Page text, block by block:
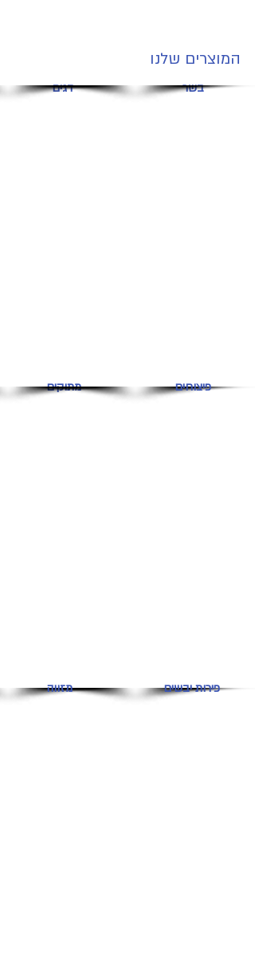
המוצרים שלנו
מתוקים
בשר דגים
פירות יבשים מזווה
פיצוחים